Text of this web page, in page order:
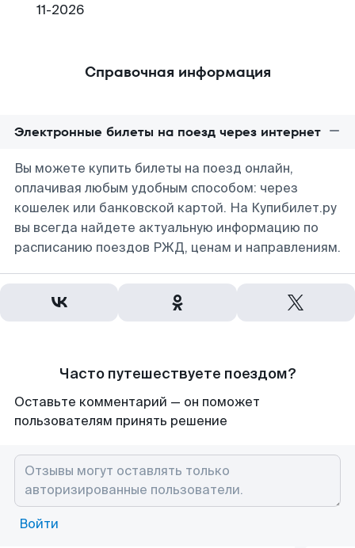
11-2026
Справочная информация
Электронные билеты на поезд через интернет
Вы можете купить билеты на поезд онлайн,
оплачивая любым удобным способом: через
кошелек или банковской картой. На Купибилет.ру
вы всегда найдете актуальную информацию по
расписанию поездов РЖД, ценам и направлениям.
Часто путешествуете поездом?
Оставьте комментарий — он поможет
пользователям принять решение
Войти